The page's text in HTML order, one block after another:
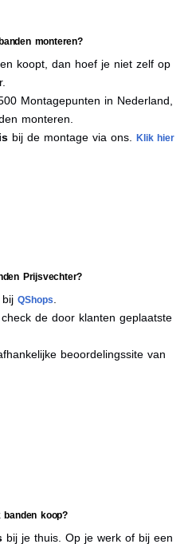
monteren?
koopt, dan hoef je niet zelf op
Montagepunten in Nederland,
monteren.
bij de montage via ons. Klik hier
Prijsvechter?
QShops
de door klanten geplaatste
beoordelingssite van
koop?
bij je thuis. Op je werk of bij een